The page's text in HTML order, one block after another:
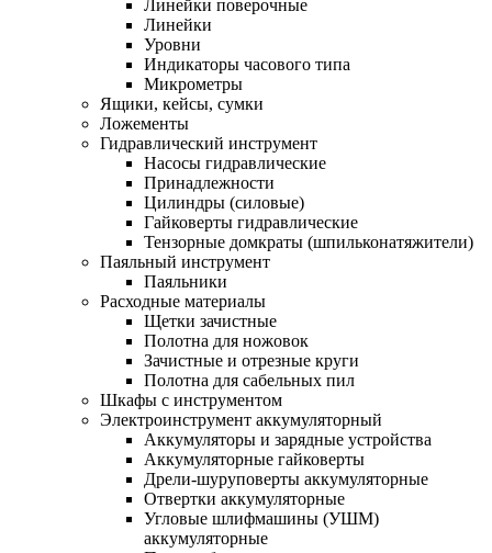
Линейки поверочные
Линейки
Уровни
Индикаторы часового типа
Микрометры
Ящики, кейсы, сумки
Ложементы
Гидравлический инструмент
Насосы гидравлические
Принадлежности
Цилиндры (силовые)
Гайковерты гидравлические
Тензорные домкраты (шпильконатяжители)
Паяльный инструмент
Паяльники
Расходные материалы
Щетки зачистные
Полотна для ножовок
Зачистные и отрезные круги
Полотна для сабельных пил
Шкафы с инструментом
Электроинструмент аккумуляторный
Аккумуляторы и зарядные устройства
Аккумуляторные гайковерты
Дрели-шуруповерты аккумуляторные
Отвертки аккумуляторные
Угловые шлифмашины (УШМ)
аккумуляторные